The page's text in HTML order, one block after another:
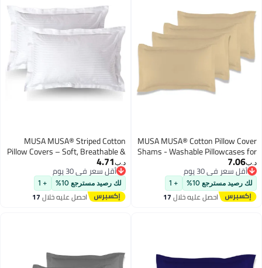
MUSA MUSA® Cotton Pillow
Shams - Washable Pillowcases
Sofa Cushions, Bedrooms &
Decor | Hotel Quality Pillow
with Envelope Closure & 5cm
Frame (4, Beige, 50 x
7.06
أقل سعر في 30 يوم
أقل سعر في 30 يوم
لك رصيد مسترجع 10%
احصل عليه خلال17
اغسطس
MUSA MUSA® Striped Cotton
Pillow Covers – Soft, Breathable &
Hotel-Inspired Pillow Covers with
Envelope Closure | Elegant 5cm
Oxford Frame Design for Bedroom
& Home Décor (2, White, 50 x
65cm)
د.ب‏ 4.71
أقل سعر في 30 يوم
أقل سعر في 30 يوم
لك رصيد مسترجع 10%
احصل عليه خلال17
اغسطس